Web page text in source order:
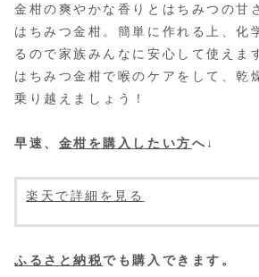
金柑の爽やかな香りとはちみつの甘
はちみつ金柑。簡単に作れる上、化
るので家族みんなに安心して使えま
はちみつ金柑で喉のケアをして、乾
乗り越えましょう！
早速、 金柑を購入したい方へ↓
楽天で詳細を見る
ふるさと納税でも購入できます。